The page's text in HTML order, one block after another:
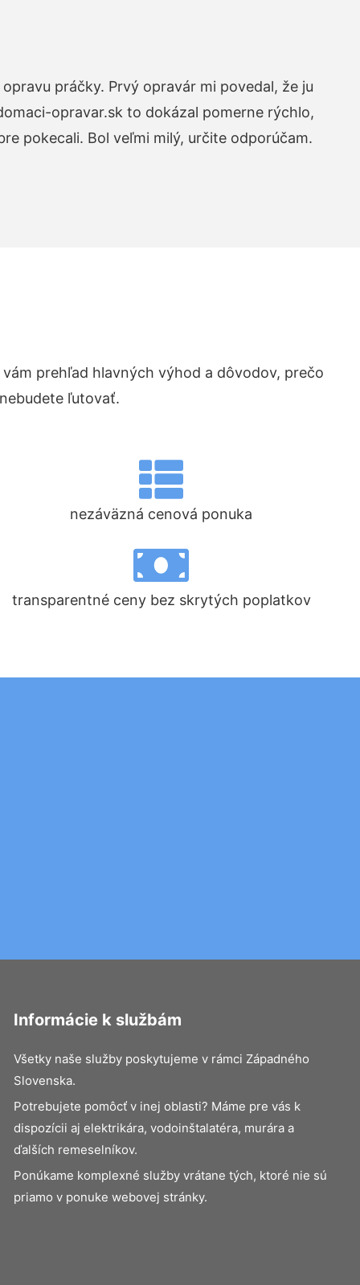
práčky. Prvý opravár mi povedal, že ju
opravar.sk to dokázal pomerne rýchlo,
pokecali. Bol veľmi milý, určite odporúčam.
prehľad hlavných výhod a dôvodov, prečo
ľutovať.
nezáväzná cenová ponuka
transparentné ceny bez skrytých poplatkov
Informácie k službám
Všetky naše služby poskytujeme v rámci Západného
Slovenska.
Potrebujete pomôcť v inej oblasti? Máme pre vás k
dispozícii aj elektrikára, vodoinštalatéra, murára a
ďalších remeselníkov.
Ponúkame komplexné služby vrátane tých, ktoré nie sú
priamo v ponuke webovej stránky.